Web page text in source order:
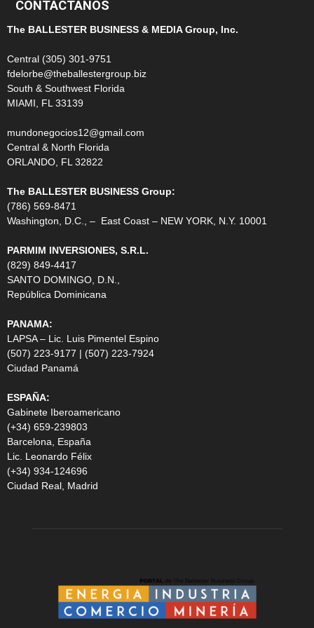
CONTÁCTANOS
The BALLESTER BUSINESS & MEDIA Group, Inc.
Central (305) 301-9751
fdelorbe@theballestergroup.biz
South & Southwest Florida
MIAMI, FL 33139
mundonegocios12@gmail.com
Central & North Florida
ORLANDO, FL 32822
The BALLESTER BUSINESS Group:
(786) 569-8471
Washington, D.C., – East Coast – NEW YORK, N.Y. 10001
PARMIM INVERSIONES, S.R.L.
(829) 849-4417
SANTO DOMINGO, D.N.,
República Dominicana
PANAMA:
LAPSA – Lic. Luis Pimentel Espino
(507) 223-9177 | (507) 223-7924
Ciudad Panamá
ESPAÑA:
Gabinete Iberoamericano
(+34) 659-239803
Barcelona, España
Lic. Leonardo Félix
(+34) 934-124696
Ciudad Real, Madrid